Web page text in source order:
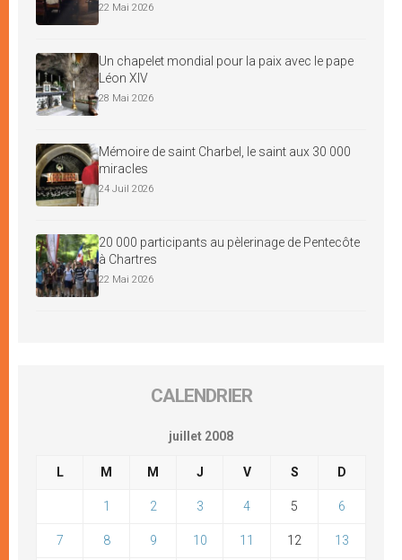
22 Mai 2026
Un chapelet mondial pour la paix avec le pape
Léon XIV
28 Mai 2026
Mémoire de saint Charbel, le saint aux 30 000
miracles
24 Juil 2026
20 000 participants au pèlerinage de Pentecôte
à Chartres
22 Mai 2026
CALENDRIER
juillet 2008
L M M J V S D
1 2 3 4 5 6
7 8 9 10 11 12 13